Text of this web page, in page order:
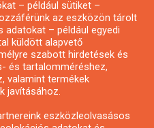
hírlevél
– például sütiket –
az eszközön tárolt
– például egyedi
küldött alapvető
szabott hirdetések és
és tartalomméréshez,
valamint termékek
javításához.
eszközleolvasásos